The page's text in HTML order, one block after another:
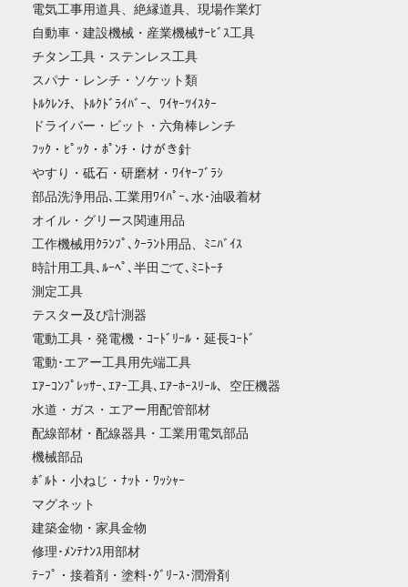
電気工事用道具、絶縁道具、現場作業灯
自動車・建設機械・産業機械ｻｰﾋﾞｽ工具
チタン工具・ステンレス工具
スパナ・レンチ・ソケット類
ﾄﾙｸﾚﾝﾁ、ﾄﾙｸﾄﾞﾗｲﾊﾞｰ、ﾜｲﾔｰﾂｲｽﾀｰ
ドライバー・ビット・六角棒レンチ
ﾌｯｸ・ﾋﾟｯｸ・ﾎﾟﾝﾁ・けがき針
やすり・砥石・研磨材・ﾜｲﾔｰﾌﾞﾗｼ
部品洗浄用品､工業用ﾜｲﾊﾟｰ､水･油吸着材
オイル・グリース関連用品
工作機械用ｸﾗﾝﾌﾟ､ｸｰﾗﾝﾄ用品、ﾐﾆﾊﾞｲｽ
時計用工具､ﾙｰﾍﾟ､半田ごて､ﾐﾆﾄｰﾁ
測定工具
テスター及び計測器
電動工具・発電機・ｺｰﾄﾞﾘｰﾙ・延長ｺｰﾄﾞ
電動･エアー工具用先端工具
ｴｱｰｺﾝﾌﾟﾚｯｻｰ､ｴｱｰ工具､ｴｱｰﾎｰｽﾘｰﾙ、空圧機器
水道・ガス・エアー用配管部材
配線部材・配線器具・工業用電気部品
機械部品
ﾎﾞﾙﾄ・小ねじ・ﾅｯﾄ・ﾜｯｼｬｰ
マグネット
建築金物・家具金物
修理･ﾒﾝﾃﾅﾝｽ用部材
ﾃｰﾌﾟ・接着剤・塗料･ｸﾞﾘｰｽ･潤滑剤